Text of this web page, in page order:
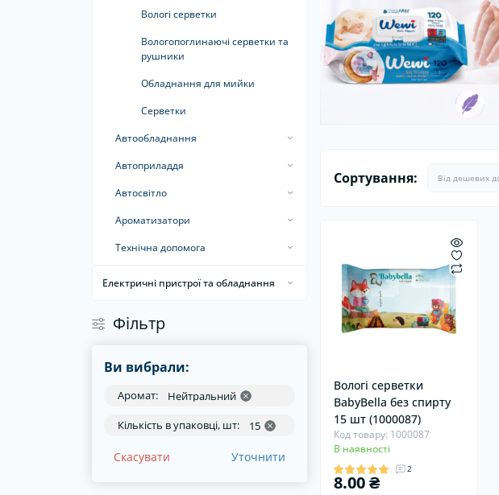
Світлодіодні автолампи
Вологі серветки
Вологопоглинаючі серветки та
рушники
Обладнання для мийки
Серветки
Автообладнання
Автопилососи
Насоси
Склоочисники
Автоприладдя
Автошторки
Автосвітло
Ароматизатори
Ароматизатори в машину
Технічна допомога
Стартові дроти
Електричні пристрої та обладнання
Автохолодильники
Фiльтр
Ви вибрали:
Аромат: Нейтральний
Кількість в упаковці, шт: 15
Скасувати Уточнити
Сортування:
Вологі серветки
BabyBella без спирту
15 шт (1000087)
Код товару: 1000087
В наявності
2
8.00 ₴